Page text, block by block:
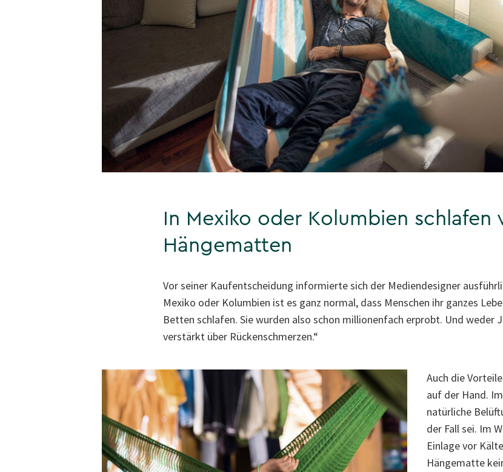
In Mexiko oder Kolumbien schlafen
Hängematten
Vor seiner Kaufentscheidung informierte sich der Mediendesigner
Mexiko oder Kolumbien ist es ganz normal, dass Menschen ihr ganzes
Betten schlafen. Sie wurden also schon millionenfach erprobt. Und weder
verstärkt über Rückenschmerzen.“
Auch die
auf der Hand.
natürliche
der Fall sei. Im
Einlage vor
Hängematte